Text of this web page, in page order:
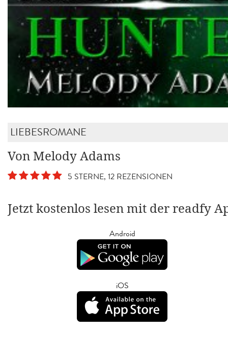
LIEBESROMANE
Von Melody Adams
5 STERNE, 12 REZENSIONEN
Jetzt kostenlos lesen mit der readfy
Android
iOS